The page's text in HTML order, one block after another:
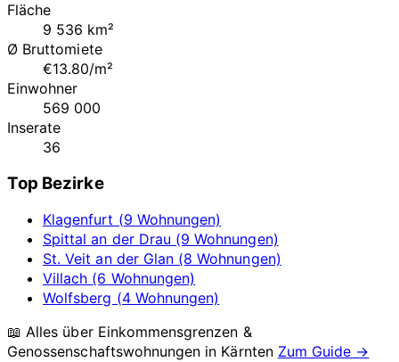
Fläche
9 536 km²
Ø Bruttomiete
€13.80/m²
Einwohner
569 000
Inserate
36
Top Bezirke
Klagenfurt (9 Wohnungen)
Spittal an der Drau (9 Wohnungen)
St. Veit an der Glan (8 Wohnungen)
Villach (6 Wohnungen)
Wolfsberg (4 Wohnungen)
📖 Alles über Einkommensgrenzen &
Genossenschaftswohnungen in Kärnten Zum Guide →